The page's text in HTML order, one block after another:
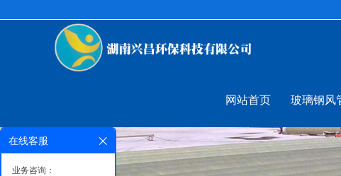
网站首页 玻璃钢风
在线客服
业务咨询：